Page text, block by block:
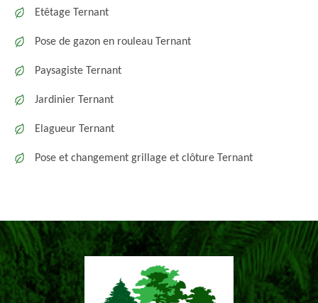
Etêtage Ternant
Pose de gazon en rouleau Ternant
Paysagiste Ternant
Jardinier Ternant
Elagueur Ternant
Pose et changement grillage et clôture Ternant